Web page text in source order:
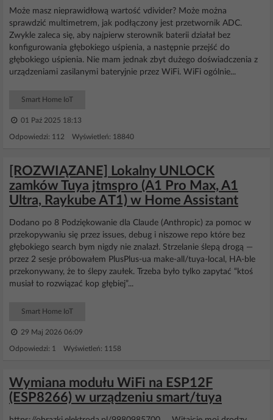
Może masz nieprawidłową wartość vdivider? Może można
sprawdzić multimetrem, jak podłączony jest przetwornik ADC.
Zwykle zaleca się, aby najpierw sterownik baterii działał bez
konfigurowania głębokiego uśpienia, a następnie przejść do
głębokiego uśpienia. Nie mam jednak zbyt dużego doświadczenia z
urządzeniami zasilanymi bateryjnie przez WiFi. WiFi ogólnie...
Smart Home IoT
01 Paź 2025 18:13
Odpowiedzi: 112 Wyświetleń: 18840
[ROZWIĄZANE] Lokalny UNLOCK
zamków Tuya jtmspro (A1 Pro Max, A1
Ultra, Raykube AT1) w Home Assistant
Dodano po 8 Podziękowanie dla Claude (Anthropic) za pomoc w
przekopywaniu się przez issues, debug i niszowe repo które bez
głębokiego search bym nigdy nie znalazł. Strzelanie ślepą drogą —
przez 2 sesje próbowałem PlusPlus-ua make-all/tuya-local, HA-ble
przekonywany, że to ślepy zaułek. Trzeba było tylko zapytać “ktoś
musiał to rozwiązać kop głębiej”...
Smart Home IoT
29 Maj 2026 06:09
Odpowiedzi: 1 Wyświetleń: 1158
Wymiana modułu WiFi na ESP12F
(ESP8266) w urządzeniu smart/tuya